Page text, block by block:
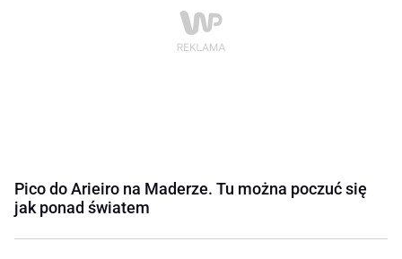
Pico do Arieiro na Maderze. Tu można poczuć się
jak ponad światem